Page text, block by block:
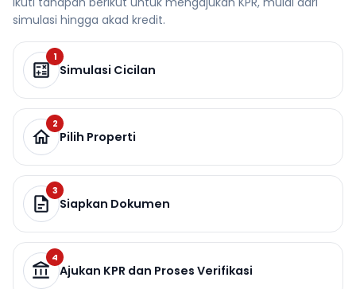
simulasi hingga akad kredit.
1
Simulasi Cicilan
2
Pilih Properti
3
Siapkan Dokumen
4
Ajukan KPR dan Proses Verifikasi